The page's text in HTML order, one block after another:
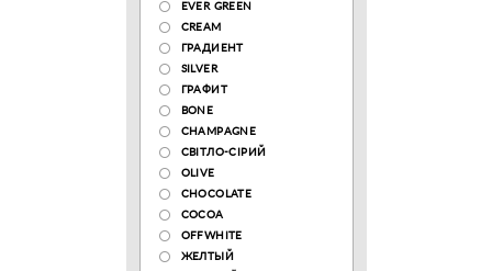
EVER GREEN
CREAM
ГРАДИЕНТ
SILVER
ГРАФИТ
BONE
CHAMPAGNE
СВІТЛО-СІРИЙ
OLIVE
CHOCOLATE
COCOA
OFFWHITE
ЖЕЛТЫЙ